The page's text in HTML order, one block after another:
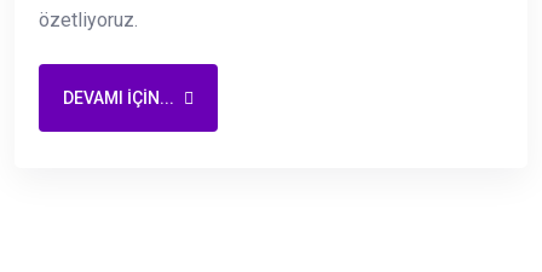
özetliyoruz.
DEVAMI IÇIN...